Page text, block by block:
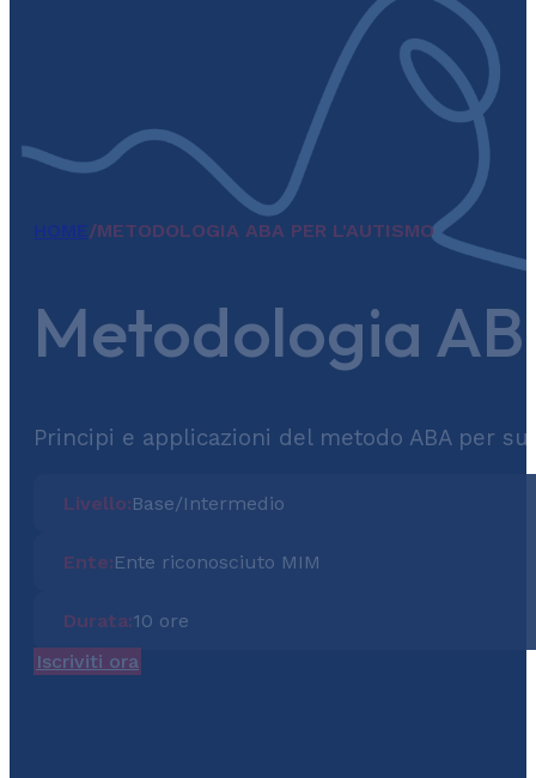
HOME/METODOLOGIA ABA PER L'AUTISMO
Metodologia
Principi e applicazioni del metodo ABA per
Livello:Base/Intermedio
Ente:Ente riconosciuto MIM
Durata:10 ore
Iscriviti ora